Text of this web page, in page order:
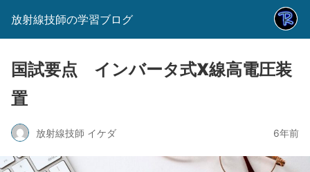
放射線技師の学習ブログ
国試要点 インバータ式X線高電圧装
置
放射線技師 イケダ 6年前